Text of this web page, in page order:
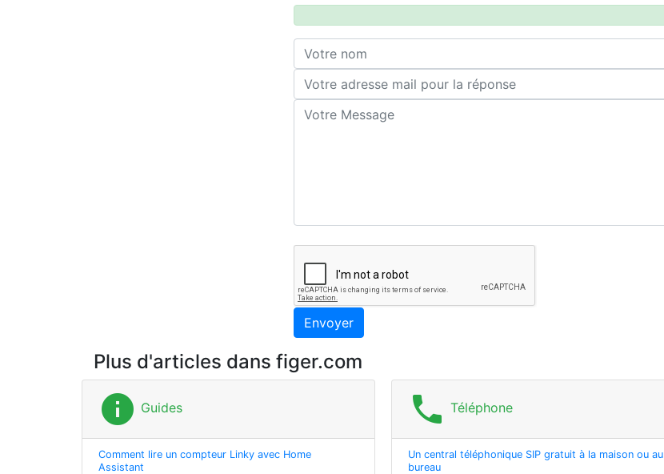
Envoyer
Plus d'articles dans figer.com
info Guides
Comment lire un compteur Linky avec Home
Assistant
phone Téléphone
Un central téléphonique SIP gratuit à la maison ou au
bureau